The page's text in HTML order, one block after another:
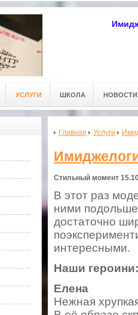
УСЛУГИ ШКОЛА НОВОСТИ
Главная Услуги
Стильный момент
В этот раз
ними
достаточно
интересными.
Наши героини:
Елена
Нежная